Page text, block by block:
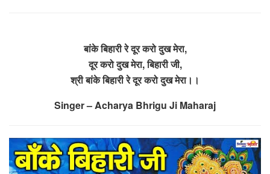
बांके बिहारी रे दूर करो दुख मेरा,
दूर करो दुख मेरा, बिहारी जी,
श्री बांके बिहारी रे दूर करो दुख मेरा।।
Singer – Acharya Bhrigu Ji Maharaj